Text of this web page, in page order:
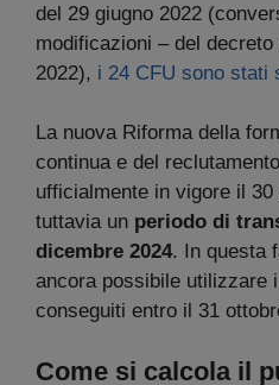
del 29 giugno 2022
modificazioni – del
2022), i 24 CFU sono stati
La nuova Riforma della
continua e del
ufficialmente in vigore il
tuttavia un periodo di
dicembre 2024. In questa
ancora possibile utilizzare
conseguiti entro il 31
Come si calcola il